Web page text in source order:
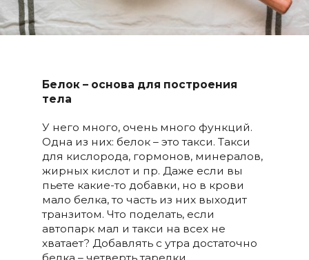
Белок – основа для построения
тела
У него много, очень много функций.
Одна из них: белок – это такси. Такси
для кислорода, гормонов, минералов,
жирных кислот и пр. Даже если вы
пьете какие-то добавки, но в крови
мало белка, то часть из них выходит
транзитом. Что поделать, если
автопарк мал и такси на всех не
хватает? Добавлять с утра достаточно